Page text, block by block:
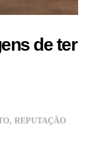
de ter
, REPUTAÇÃO